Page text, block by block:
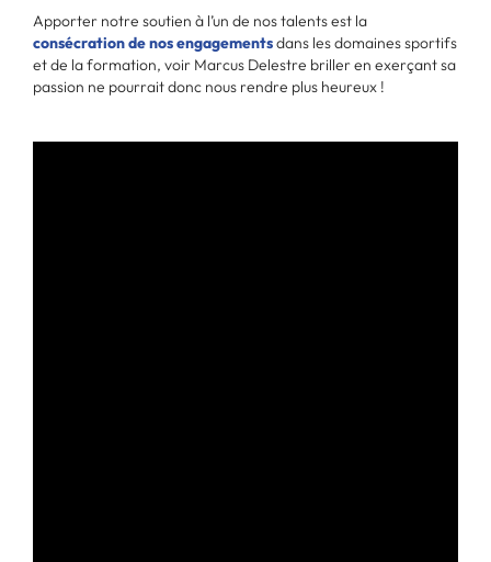
Apporter notre soutien à l’un de nos talents est la
consécration de nos engagementsdans les domaines sportifs
et de la formation, voir Marcus Delestre briller en exerçant sa
passion ne pourrait donc nous rendre plus heureux !